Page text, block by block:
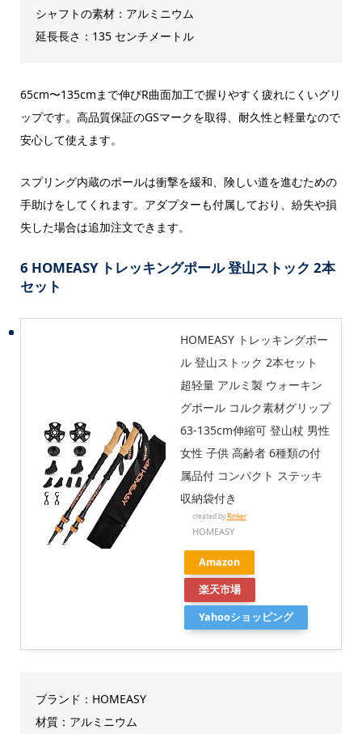
シャフトの素材：アルミニウム
延長長さ：135 センチメートル
65cm〜135cmまで伸びR曲面加工で握りやすく疲れにくいグリ
ップです。高品質保証のGSマークを取得、耐久性と軽量なので
安心して使えます。
スプリング内蔵のポールは衝撃を緩和、険しい道を進むための
手助けをしてくれます。アダプターも付属しており、紛失や損
失した場合は追加注文できます。
6 HOMEASY トレッキングポール 登山ストック 2本
セット
HOMEASY トレッキングポー
ル 登山ストック 2本セット
超轻量 アルミ製 ウォーキン
グポール コルク素材グリップ
63-135cm伸縮可 登山杖 男性
女性 子供 高齢者 6種類の付
属品付 コンパクト ステッキ
収納袋付き
created byRinker
HOMEASY
Amazon
楽天市場
Yahooショッピング
ブランド：HOMEASY
材質：アルミニウム